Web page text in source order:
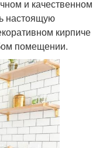
и качественном
настоящую
кирпиче
помещении.